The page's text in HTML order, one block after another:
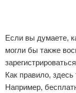
Если вы думаете,
могли бы также
Как правило,
Например,